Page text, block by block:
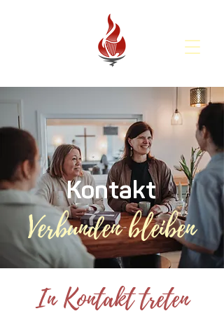
Kontakt
Verbunden bleiben
In Kontakt treten